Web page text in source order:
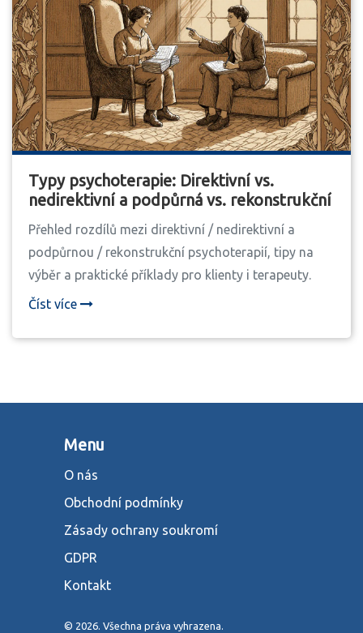
Typy psychoterapie: Direktivní vs.
nedirektivní a podpůrná vs. rekonstrukční
Přehled rozdílů mezi direktivní / nedirektivní a
podpůrnou / rekonstrukční psychoterapií, tipy na
výběr a praktické příklady pro klienty i terapeuty.
Číst více
Menu
O nás
Obchodní podmínky
Zásady ochrany soukromí
GDPR
Kontakt
© 2026. Všechna práva vyhrazena.